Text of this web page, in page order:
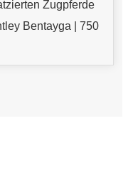
Zugpferde
Bentayga | 750